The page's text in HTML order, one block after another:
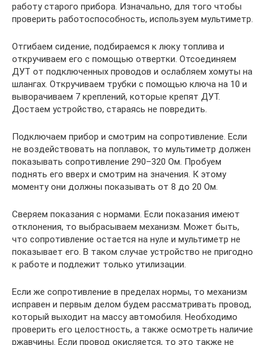
работу старого прибора. Изначально, для того чтобы
проверить работоспособность, используем мультиметр.
Отгибаем сидение, подбираемся к люку топлива и
откручиваем его с помощью отвертки. Отсоединяем
ДУТ от подключенных проводов и ослабляем хомуты на
шлангах. Откручиваем трубки с помощью ключа на 10 и
выворачиваем 7 креплений, которые крепят ДУТ.
Достаем устройство, стараясь не повредить.
Подключаем прибор и смотрим на сопротивление. Если
не воздействовать на поплавок, то мультиметр должен
показывать сопротивление 290–320 Ом. Пробуем
поднять его вверх и смотрим на значения. К этому
моменту они должны показывать от 8 до 20 Ом.
Сверяем показания с нормами. Если показания имеют
отклонения, то выбрасываем механизм. Может быть,
что сопротивление остается на нуле и мультиметр не
показывает его. В таком случае устройство не пригодно
к работе и подлежит только утилизации.
Если же сопротивление в пределах нормы, то механизм
исправен и первым делом будем рассматривать провод,
который выходит на массу автомобиля. Необходимо
проверить его целостность, а также осмотреть наличие
ржавчины. Если провод окисляется, то это также не